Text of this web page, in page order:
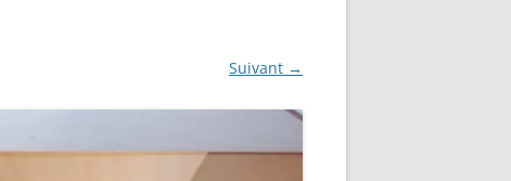
Suivant →